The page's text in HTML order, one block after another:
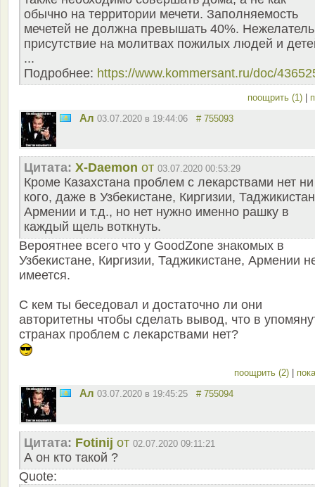
обычно на территории мечети. Заполняемость
мечетей не должна превышать 40%.
присутствие на молитвах пожилых людей и
...
Подробнее: https://www.kommersant.ru/doc/
поощрить (1) |
Ал 03.07.2020 в 19:44:06 # 755093
Цитата: X-Daemon от 03.07.2020 00:53:29
Кроме Казахстана проблем с лекарствами нет
кого, даже в Узбекистане, Киргизии,
Армении и т.д., но нет нужно именно рашку в
каждый щель воткнуть.
Вероятнее всего что у GoodZone знакомых в
Узбекистане, Киргизии, Таджикистане, Армении
имеется.
С кем ты беседовал и достаточно ли они
авторитетны чтобы сделать вывод, что в
странах проблем с лекарствами нет?
поощрить (2) |
Ал 03.07.2020 в 19:45:25 # 755094
Цитата: Fotinij от 02.07.2020 09:11:21
А он кто такой ?
Quote: